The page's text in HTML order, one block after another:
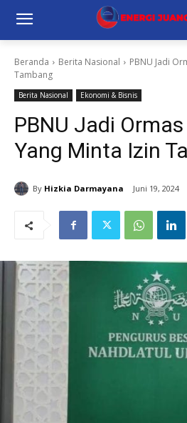
Beranda Berita Nasional
PBNU Jadi
Tambang
Berita Nasional Ekonomi & Bisnis
PBNU Jadi
Yang Minta Izin
By Hizkia Darmayana Juni 19, 2024